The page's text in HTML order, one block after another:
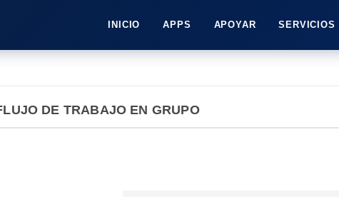
INICIO APPS APOYAR SERVICIOS
DE TRABAJO EN GRUPO